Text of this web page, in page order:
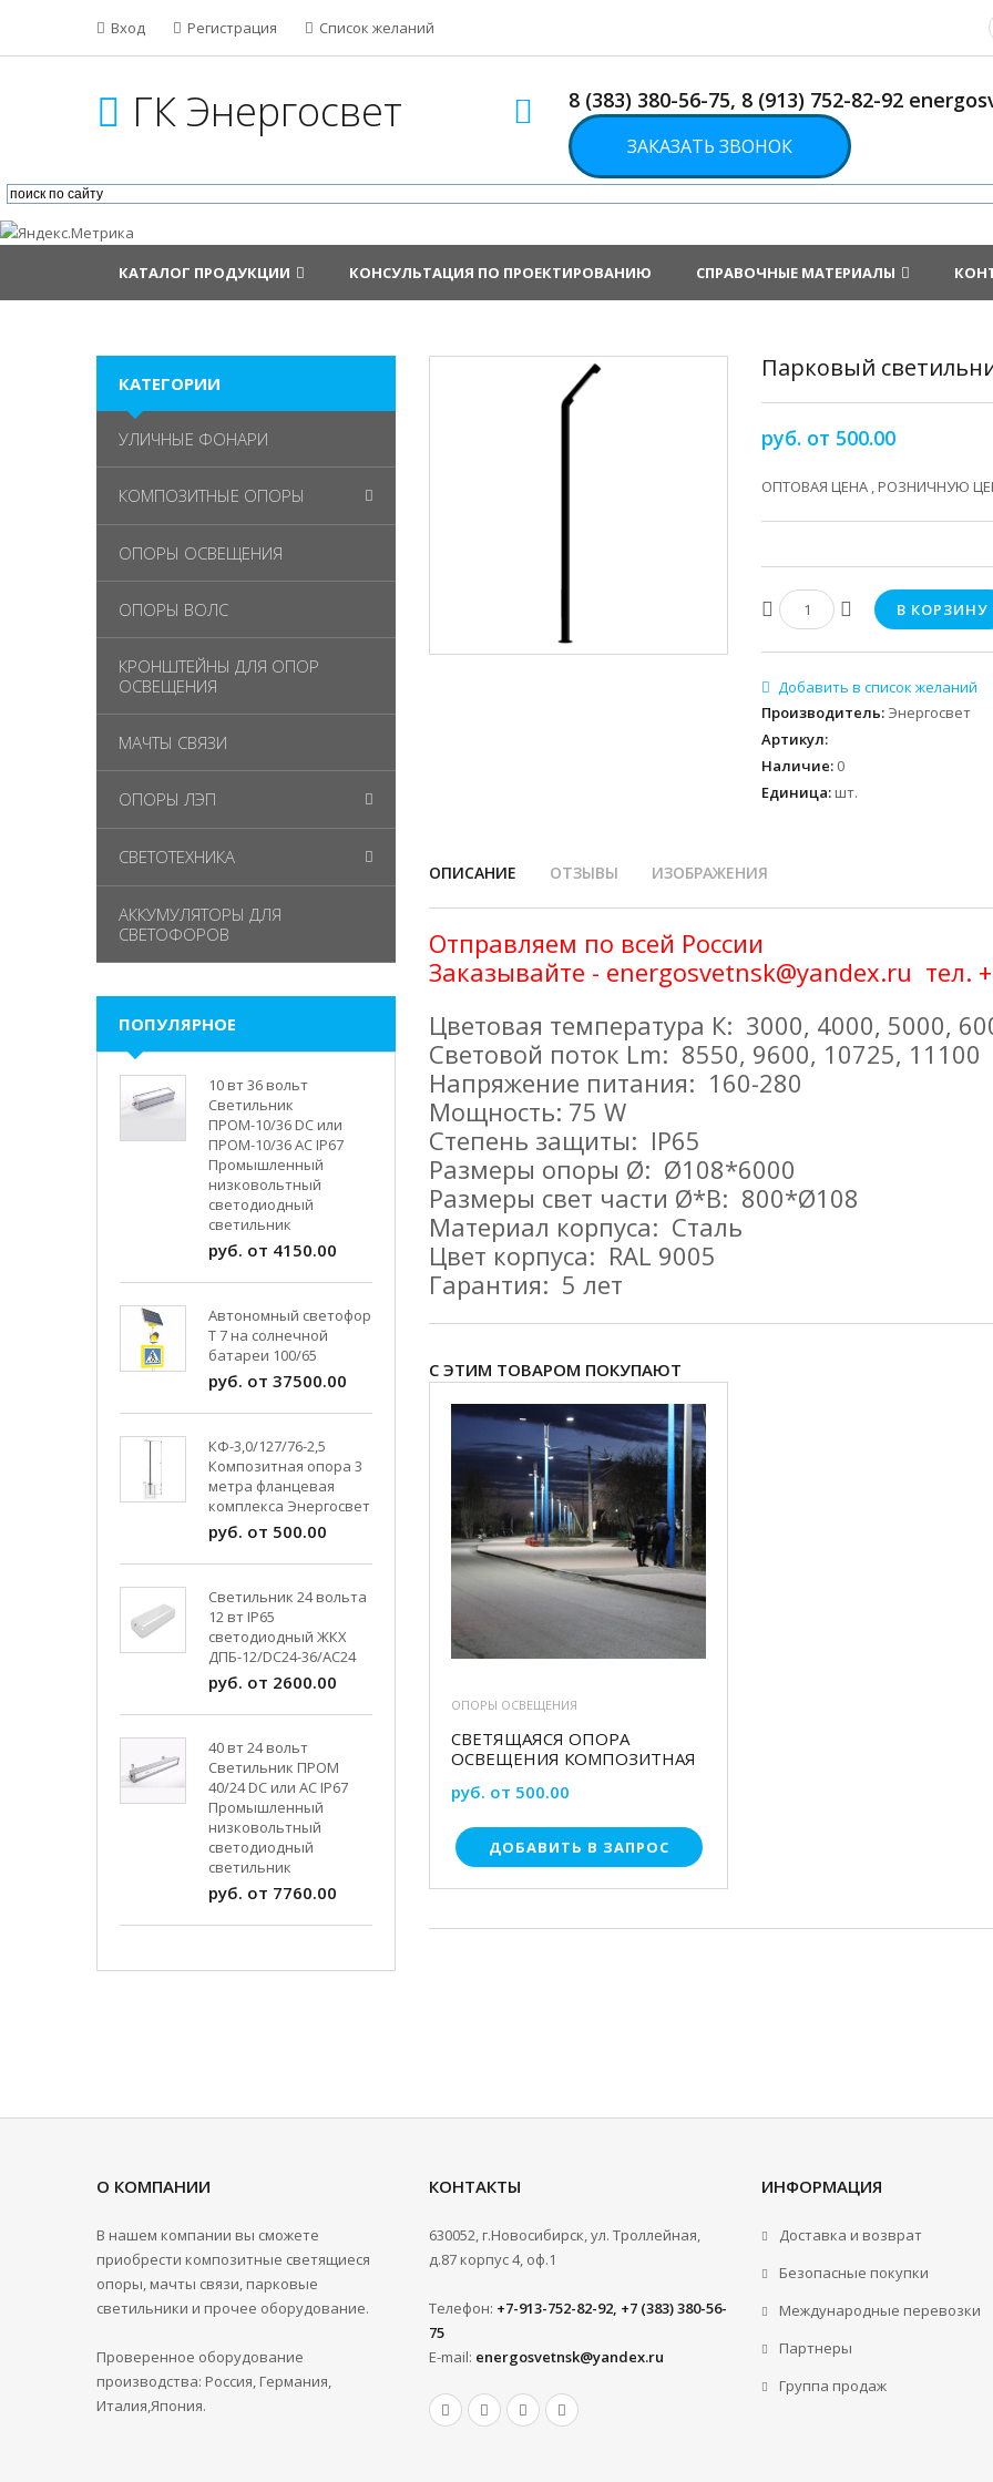
Вход Регистрация Список желаний
ГК Энергосвет 8 (383) 380-56-75, 8 (913) 752-82-92
ЗАКАЗАТЬ ЗВОНОК
КАТАЛОГ ПРОДУКЦИИ КОНСУЛЬТАЦИЯ ПО ПРОЕКТИРОВАНИЮ СПРАВОЧНЫЕ МАТЕРИАЛЫ
Парковый
руб. от 500.00
ОПТОВАЯ ЦЕНА , РОЗНИЧНУЮ
Производитель: Энергосвет
Артикул:
Наличие: 0
Единица: шт.
ОПИСАНИЕ ОТЗЫВЫ ИЗОБРАЖЕНИЯ
Отправляем по всей России
Заказывайте - energosvetnsk@yandex.ru тел.
Цветовая температура К: 3000, 4000, 5000,
Световой поток Lm: 8550, 9600, 10725, 11100
Напряжение питания: 160-280
Мощность: 75 W
Степень защиты: IP65
Размеры опоры Ø: Ø108*6000
Размеры свет части Ø*В: 800*Ø108
Материал корпуса: Сталь
Цвет корпуса: RAL 9005
Гарантия: 5 лет
С ЭТИМ ТОВАРОМ ПОКУПАЮТ
ОПОРЫ ОСВЕЩЕНИЯ
СВЕТЯЩАЯСЯ ОПОРА
ОСВЕЩЕНИЯ КОМПОЗИТНАЯ
руб. от 500.00
ДОБАВИТЬ В ЗАПРОС
КАТЕГОРИИ
УЛИЧНЫЕ ФОНАРИ
КОМПОЗИТНЫЕ ОПОРЫ
ОПОРЫ ОСВЕЩЕНИЯ
ОПОРЫ ВОЛС
КРОНШТЕЙНЫ ДЛЯ ОПОР
ОСВЕЩЕНИЯ
МАЧТЫ СВЯЗИ
ОПОРЫ ЛЭП
СВЕТОТЕХНИКА
АККУМУЛЯТОРЫ ДЛЯ
СВЕТОФОРОВ
ПОПУЛЯРНОЕ
10 вт 36 вольт
Светильник
ПРОМ-10/36 DC или
ПРОМ-10/36 AC IP67
Промышленный
низковольтный
светодиодный
светильник
руб. от 4150.00
Автономный светофор
Т 7 на солнечной
батареи 100/65
руб. от 37500.00
КФ-3,0/127/76-2,5
Композитная опора 3
метра фланцевая
комплекса Энергосвет
руб. от 500.00
Светильник 24 вольта
12 вт IP65
светодиодный ЖКХ
ДПБ-12/DC24-36/АС24
руб. от 2600.00
40 вт 24 вольт
Светильник ПРОМ
40/24 DC или AC IP67
Промышленный
низковольтный
светодиодный
светильник
руб. от 7760.00
О КОМПАНИИ
В нашем компании вы сможете
приобрести композитные светящиеся
опоры, мачты связи, парковые
светильники и прочее оборудование.
Проверенное оборудование
производства: Россия, Германия,
Италия,Япония.
КОНТАКТЫ
630052, г.Новосибирск, ул. Троллейная,
д.87 корпус 4, оф.1
Телефон: +7-913-752-82-92, +7 (383) 380-56-
75
E-mail: energosvetnsk@yandex.ru
ИНФОРМАЦИЯ
Доставка и возврат
Безопасные покупки
Международные перевозки
Партнеры
Группа продаж